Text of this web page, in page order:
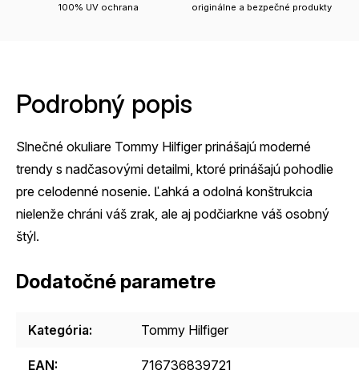
100% UV ochrana originálne a bezpečné produkty
Podrobný popis
Slnečné okuliare Tommy Hilfiger prinášajú moderné
trendy s nadčasovými detailmi, ktoré prinášajú pohodlie
pre celodenné nosenie. Ľahká a odolná konštrukcia
nielenže chráni váš zrak, ale aj podčiarkne váš osobný
štýl.
Dodatočné parametre
Kategória: Tommy Hilfiger
EAN: 716736839721